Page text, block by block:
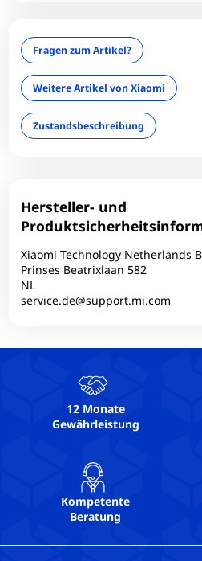
Kompromisse wollen.
Fragen zum Artikel?
Weitere Artikel von Xiaomi
Zustandsbeschreibung
Hersteller- und
Xiaomi Technology Netherlands
Prinses Beatrixlaan 582
NL
service.de@support.mi.com
12 Monate
Gewährleistung
Kompetente
Beratung